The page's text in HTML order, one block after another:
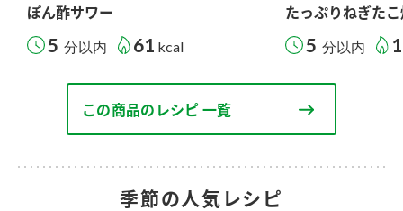
ぽん酢サワー
5 分以内 61 kcal
たっぷりねぎた
5 分以内
この商品のレシピ 一覧
季節の人気レシピ